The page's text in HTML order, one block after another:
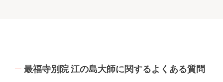
最福寺別院 江の島大師に関するよくある質問